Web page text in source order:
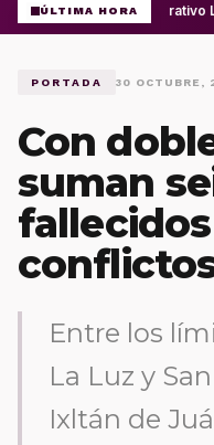
ÚLTIMA HORAOperativo
PORTADA 30 OCTUBRE,
Con
suman
Entre los
La Luz y
Ixltán de